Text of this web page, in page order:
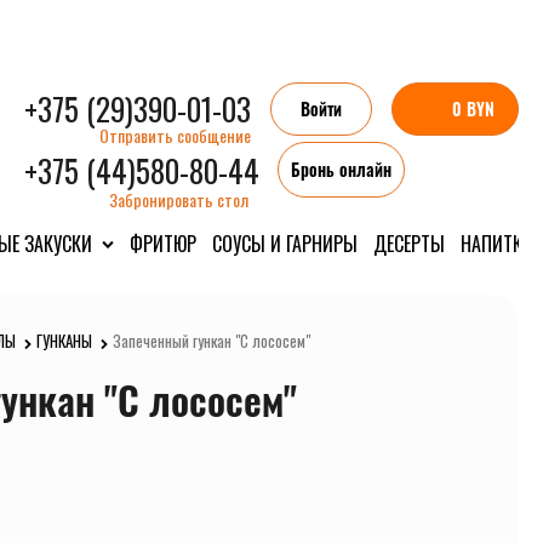
+375 (29)390-01-03
+375 (44)580-80-44
Бронь онлайн
Забронировать стол
Отправить сообщение
Войти 0 BYN
ЗАКУСКИ ФРИТЮР СОУСЫ И ГАРНИРЫ ДЕСЕРТЫ НАПИТКИ
ГУНКАНЫ Запеченный гункан "С лососем"
"С лососем"